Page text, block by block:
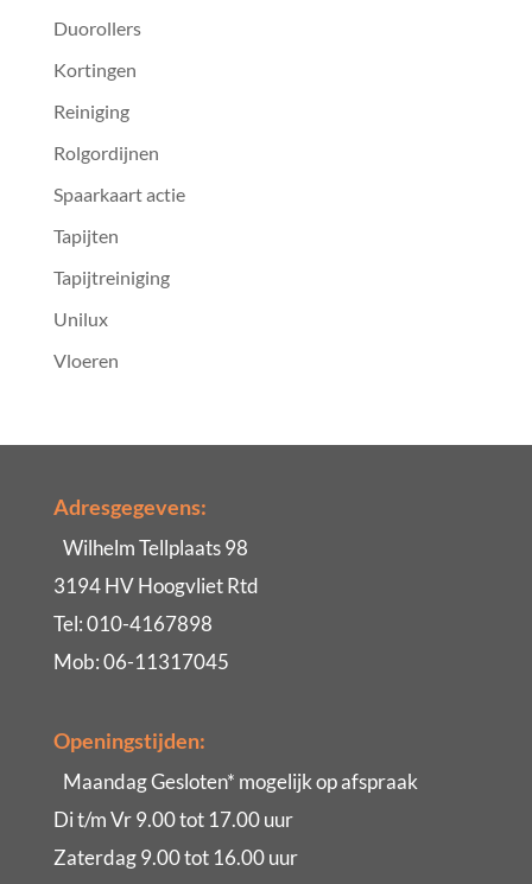
Duorollers
Kortingen
Reiniging
Rolgordijnen
Spaarkaart actie
Tapijten
Tapijtreiniging
Unilux
Vloeren
Adresgegevens:
Wilhelm Tellplaats 98
3194 HV Hoogvliet Rtd
Tel: 010-4167898
Mob: 06-11317045
Openingstijden:
Maandag Gesloten* mogelijk op afspraak
Di t/m Vr 9.00 tot 17.00 uur
Zaterdag 9.00 tot 16.00 uur